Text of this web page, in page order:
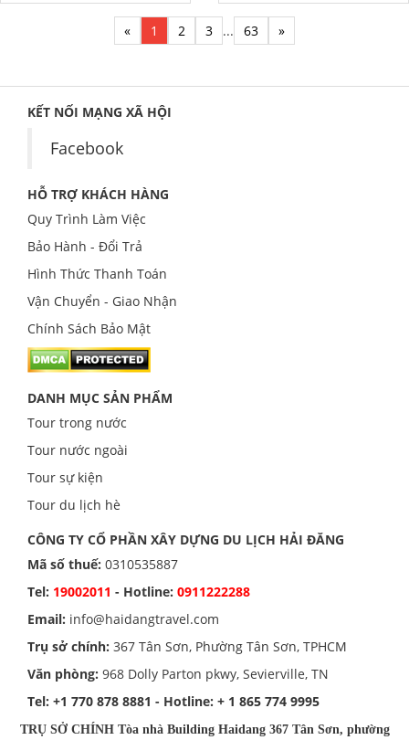
« 1 2 3 ... 63 »
KẾT NỐI MẠNG XÃ HỘI
Facebook
HỖ TRỢ KHÁCH HÀNG
Quy Trình Làm Việc
Bảo Hành - Đổi Trả
Hình Thức Thanh Toán
Vận Chuyển - Giao Nhận
Chính Sách Bảo Mật
DANH MỤC SẢN PHẨM
Tour trong nước
Tour nước ngoài
Tour sự kiện
Tour du lịch hè
CÔNG TY CỔ PHẦN XÂY DỰNG DU LỊCH HẢI ĐĂNG
Mã số thuế: 0310535887
Tel: 19002011 - Hotline: 0911222288
Email: info@haidangtravel.com
Trụ sở chính: 367 Tân Sơn, Phường Tân Sơn, TPHCM
Văn phòng: 968 Dolly Parton pkwy, Sevierville, TN
Tel: +1 770 878 8881 - Hotline: + 1 865 774 9995
TRỤ SỞ CHÍNH Tòa nhà Building Haidang 367 Tân Sơn, phường